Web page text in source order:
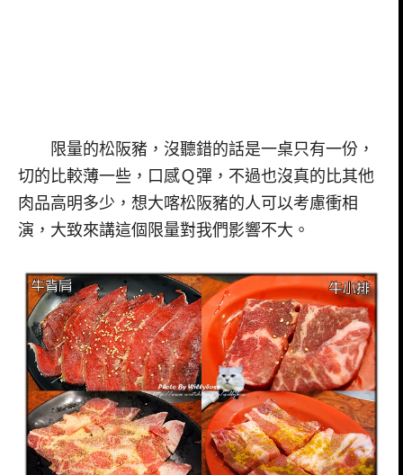
限量的松阪豬，沒聽錯的話是一桌只有一份，
切的比較薄一些，口感Ｑ彈，不過也沒真的比其他
肉品高明多少，想大喀松阪豬的人可以考慮衝相
演，大致來講這個限量對我們影響不大。